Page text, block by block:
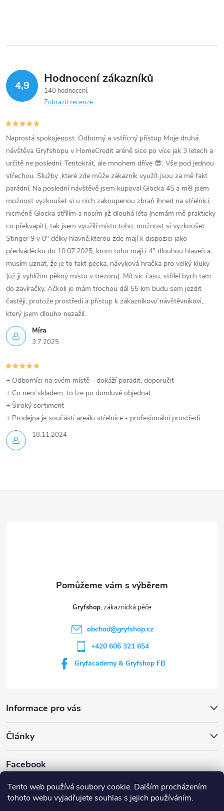
Tento web používá soubory cookie. Dalším procházením
tohoto webu vyjadřujete souhlas s jejich používáním.
l
d
a
c
í
p
r
v
k
y
v
ý
p
i
s
u
4,9 Hodnocení zákazníků
140 hodnocení
Zobrazit recenze
Míra
3.7.2025
Naprostá spokojenost. Odborný a vstřícný přístup Moje druhá
návštěva Gryfshopu v HomeCredit aréně sice po více jak 3 letech a
určitě ne poslední. Tentokrát, ale mnohem dříve 😎. Vše pod jednou
střechou. Služby ,které zde může zákazník využít jsou za mě fakt
parádní. Na poslední návštěvě jsem kupoval Glocka 45 a měl jsem
možnost vyzkoušet si u nich zakoupenou zbraň ihned na střelnici,
nicméně Glocka střílím a nosím již dlouhá léta (nemám mě prakticky
co překvapit), tak jsem využili místo toho, možnost si vyzkoušet
Stinger 9 v 8" délky hlavně,kterou zde mají k dispozici jako
předváděcku do 10.07.2025, krom toho mají i 4" dlouhou hlaveň a
musím uznat, že je to fakt pecka, návyková hračka pro velký kluky
(už ji vyhlížím pěkný místo v trezoru). Mít víc času, střílel bych tam
do zavíračky. Ačkoli je mám trochou dál 55 km budu sem jezdit
častěji, protože prostředí a přístup k zákazníkovi/ návštěvníkovi,
který jsem dlouho nezažil.
18.11.2024
+ Odborníci na svém místě - dokáží poradit, doporučit
+ Co není skladem, to lze po domluvě objednat
+ Široký sortiment
+ Prodejna je součástí areálu střelnice - profesionální prostředí
Informace pro vás
Gryfshop
obchod@gryfshop.cz
+420 606 321 654
Gryfacademy & Gryfshop FB
Články
Facebook